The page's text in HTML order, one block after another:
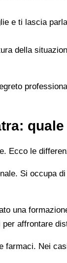
e ti lascia
della
Ecco le
Si occupa
una
affrontare
Nei